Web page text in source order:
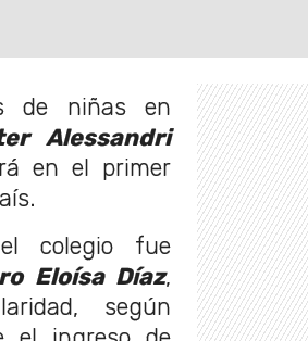
de niñas en
Alessandri
en el primer
colegio fue
Eloísa Díaz,
según